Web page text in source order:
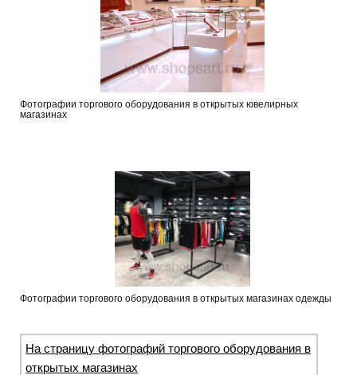
Фотографии торгового оборудования в открытых ювелирных
магазинах
Фотографии торгового оборудования в открытых магазинах одежды
На страницу фотографий торгового оборудования в
открытых магазинах